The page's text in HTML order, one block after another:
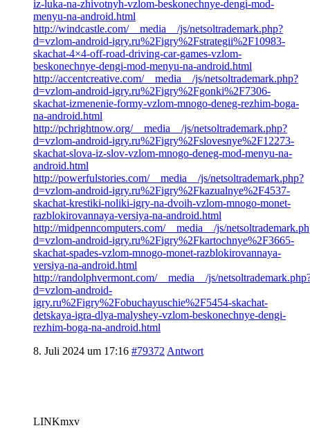
iz-luka-na-zhivotnyh-vzlom-beskonechnye-dengi-mod-
menyu-na-android.html
http://windcastle.com/__media__/js/netsoltrademark.php?
d=vzlom-android-igry.ru%2Figry%2Fstrategii%2F10983-
skachat-4×4-off-road-driving-car-games-vzlom-
beskonechnye-dengi-mod-menyu-na-android.html
http://accentcreative.com/__media__/js/netsoltrademark.php?
d=vzlom-android-igry.ru%2Figry%2Fgonki%2F7306-
skachat-izmenenie-formy-vzlom-mnogo-deneg-rezhim-boga-
na-android.html
http://pchrightnow.org/__media__/js/netsoltrademark.php?
d=vzlom-android-igry.ru%2Figry%2Fslovesnye%2F12273-
skachat-slova-iz-slov-vzlom-mnogo-deneg-mod-menyu-na-
android.html
http://powerfulstories.com/__media__/js/netsoltrademark.php?
d=vzlom-android-igry.ru%2Figry%2Fkazualnye%2F4537-
skachat-krestiki-noliki-igry-na-dvoih-vzlom-mnogo-monet-
razblokirovannaya-versiya-na-android.html
http://midpenncomputers.com/__media__/js/
d=vzlom-android-igry.ru%2Figry%2Fkartochnye%2F3665-
skachat-spades-vzlom-mnogo-monet-razblokirovannaya-
versiya-na-android.html
http://randolphvermont.com/__media__/js/
d=vzlom-android-
igry.ru%2Figry%2Fobuchayuschie%2F5454-skachat-
detskaya-igra-dlya-malyshey-vzlom-beskonechnye-dengi-
rezhim-boga-na-android.html
8. Juli 2024 um 17:16 #79372 Antwort
LINKmxv